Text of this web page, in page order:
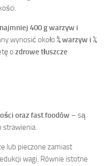
400 g warzyw i
wynosić około ¾ warzyw i ¼
o zdrowe tłuszcze
oraz fast foodów – są
strawienia.
lub pieczone zamiast
wagi. Równie istotne